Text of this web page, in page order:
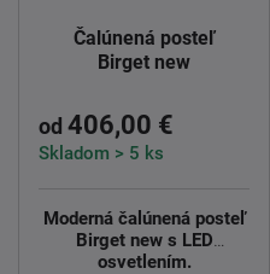
Čalúnená posteľ
Birget new
od 406,00 €
Skladom > 5 ks
Moderná čalúnená posteľ
Birget new s LED
osvetlením.